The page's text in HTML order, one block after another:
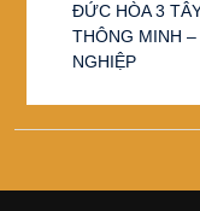
ĐỨC HÒA 3
THÔNG MINH
NGHIỆP